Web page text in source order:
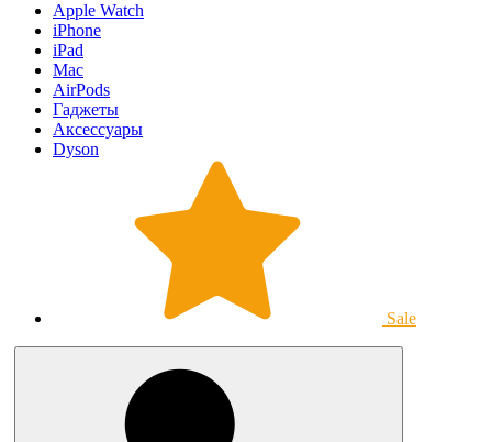
Apple Watch
iPhone
iPad
Mac
AirPods
Гаджеты
Аксессуары
Dyson
Sale